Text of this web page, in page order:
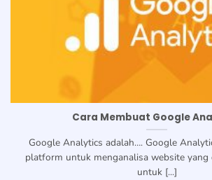
Cara Membuat Google
Google Analytics adalah…. Google
platform untuk menganalisa website yang
untuk [...]